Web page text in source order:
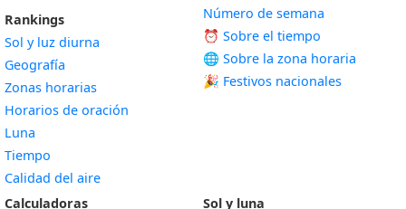
Rankings
Sol y luz diurna
Geografía
Zonas horarias
Horarios de oración
Luna
Tiempo
Calidad del aire
Número de semana
⏰ Sobre el tiempo
🌐 Sobre la zona horaria
🎉 Festivos nacionales
Calculadoras
Sol y luna